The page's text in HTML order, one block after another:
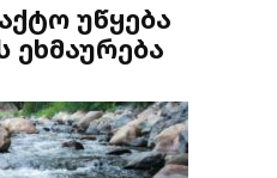
უწყება
ეხმაურება